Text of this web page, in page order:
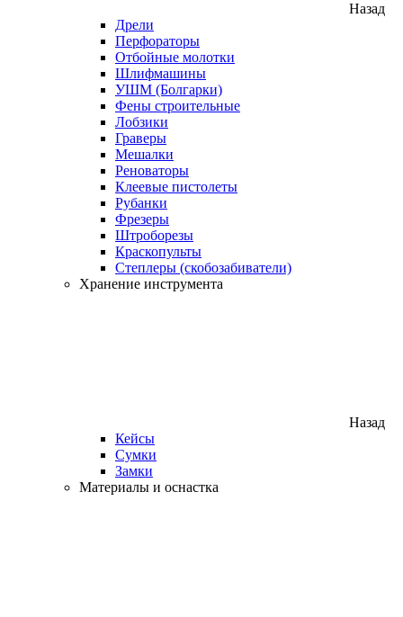
Назад
Дрели
Перфораторы
Отбойные молотки
Шлифмашины
УШМ (Болгарки)
Фены строительные
Лобзики
Граверы
Мешалки
Реноваторы
Клеевые пистолеты
Рубанки
Фрезеры
Штроборезы
Краскопульты
Степлеры (скобозабиватели)
Хранение инструмента
Назад
Кейсы
Сумки
Замки
Материалы и оснастка